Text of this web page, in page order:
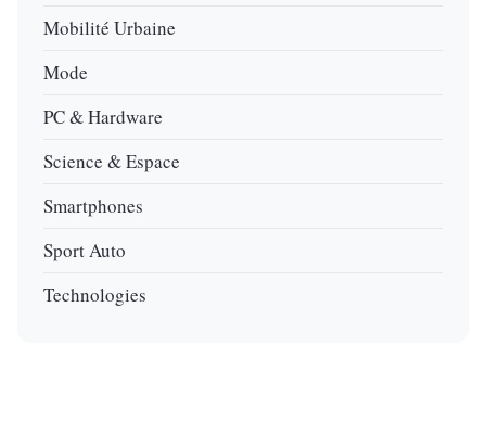
Mobilité Urbaine
Mode
PC & Hardware
Science & Espace
Smartphones
Sport Auto
Technologies